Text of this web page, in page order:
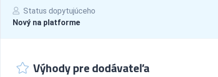
Status dopytujúceho
Nový na platforme
Výhody pre dodávateľa